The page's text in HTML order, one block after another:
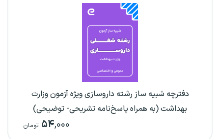
دفترچه شبیه ساز رشته داروسازی ویژه آزمون وزارت
بهداشت (به همراه پاسخ‌نامه تشریحی- توضیحی)
۵۴,۰۰۰ تومان